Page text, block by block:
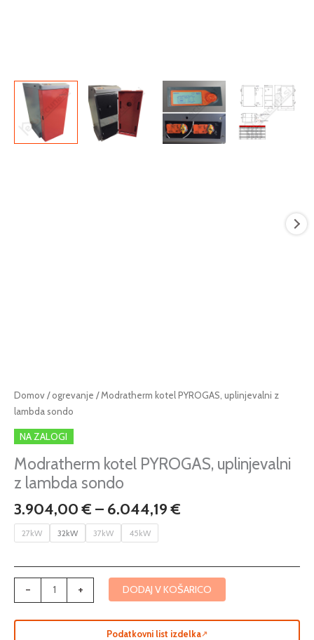
Domov/ogrevanje / Modratherm kotel PYROGAS, uplinjevalni z
lambda sondo
NA ZALOGI
Modratherm kotel PYROGAS, uplinjevalni
z lambda sondo
3.904,00€ – 6.044,19€
Cenovni
do
6.044,19 €
27kW 32kW 37kW 45kW
-
Modratherm
kotel
PYROGAS,
uplinjevalni
z
lambda
sondo
količina
+ DODAJ V KOŠARICO
Podatkovni list izdelka↗